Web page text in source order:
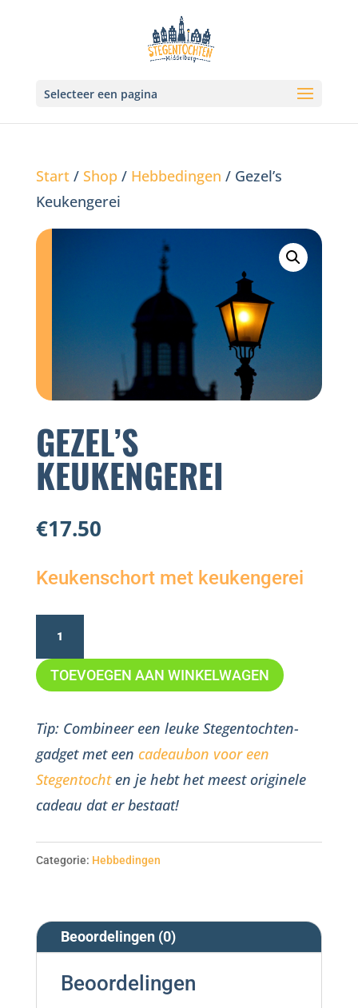
Selecteer een pagina
Start/ Shop/ Hebbedingen / Gezel’s
Keukengerei
GEZEL’S
KEUKENGEREI
€17.50
Keukenschort met keukengerei
aantal
TOEVOEGEN AAN WINKELWAGEN
Tip: Combineer een leuke Stegentochten-
gadget met een cadeaubon voor een
Stegentochten je hebt het meest originele
cadeau dat er bestaat!
Categorie: Hebbedingen
Beoordelingen (0)
Beoordelingen